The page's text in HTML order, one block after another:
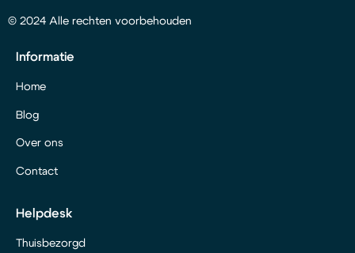
© 2024 Alle rechten voorbehouden
Informatie
Home
Blog
Over ons
Contact
Helpdesk
Thuisbezorgd